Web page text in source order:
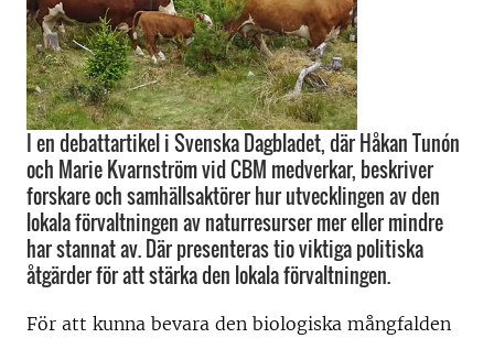
I en debattartikel i Svenska Dagbladet, där Håkan Tunón
och Marie Kvarnström vid CBM medverkar, beskriver
forskare och samhällsaktörer hur utvecklingen av den
lokala förvaltningen av naturresurser mer eller mindre
har stannat av. Där presenteras tio viktiga politiska
åtgärder för att stärka den lokala förvaltningen.
För att kunna bevara den biologiska mångfalden